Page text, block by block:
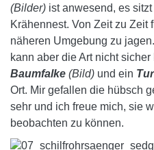
(Bilder) ist anwesend, es
Krähennest. Von Zeit zu Zeit
näheren Umgebung zu
kann aber die Art nicht
Baumfalke (Bild) und ein
Ort. Mir gefallen die hübsch
sehr und ich freue mich, sie
beobachten zu können.